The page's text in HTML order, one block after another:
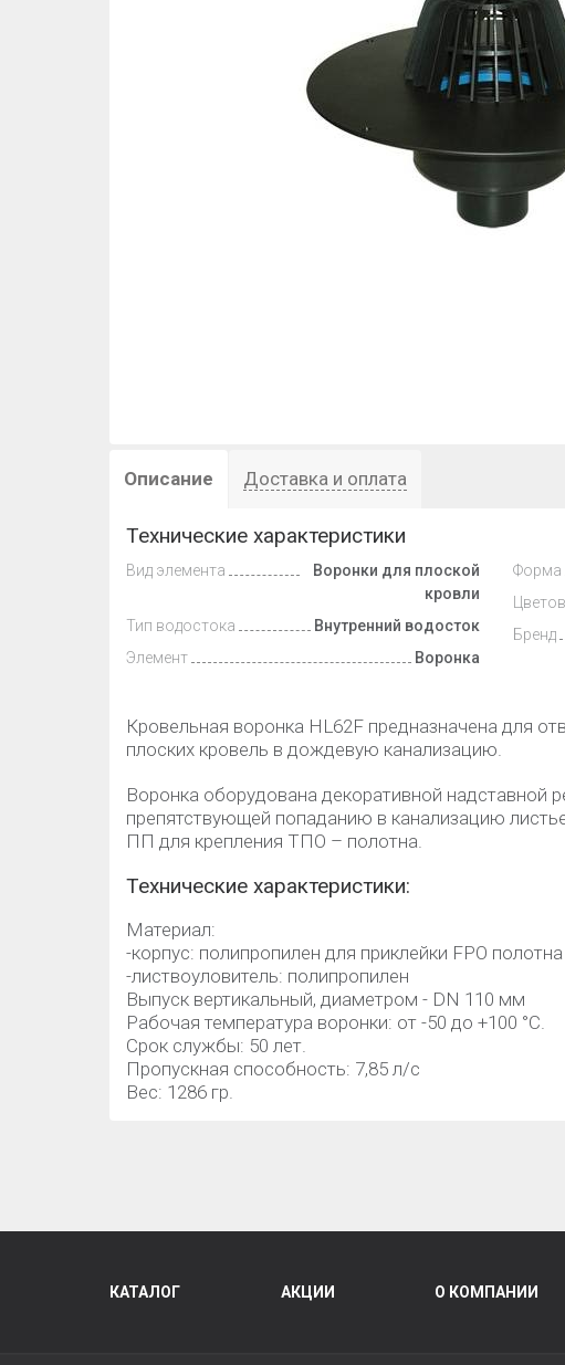
Описание Доставка и оплата
Технические характеристики
Вид элемента
Воронки для плоской
кровли
Тип водостока
Внутренний водосток
Элемент
Воронка
Форма
Бренд
Кровельная воронка HL62F предназначена для
плоских кровель в дождевую канализацию.
Воронка оборудована декоративной надставной
препятствующей попаданию в канализацию
ПП для крепления ТПО – полотна.
Технические характеристики:
Материал:
-корпус: полипропилен для приклейки FPO полотна
-листвоуловитель: полипропилен
Выпуск вертикальный, диаметром - DN 110 мм
Рабочая температура воронки: от -50 до +100 °C.
Срок службы: 50 лет.
Пропускная способность: 7,85 л/с
Вес: 1286 гр.
КАТАЛОГ АКЦИИ О КОМПАНИИ